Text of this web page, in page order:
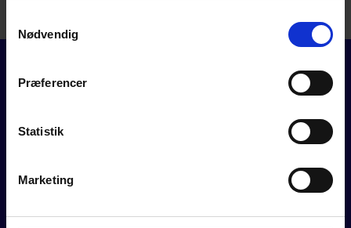
hjørne på websitet.
Nødvendig
Præferencer
Statistik
Marketing
Værktøjer